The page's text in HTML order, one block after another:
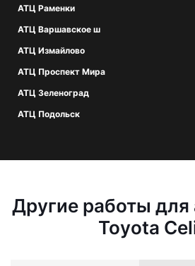
АТЦ Раменки
АТЦ Варшавское ш
АТЦ Измайлово
АТЦ Проспект Мира
АТЦ Зеленоград
АТЦ Подольск
Другие работы
Toyota